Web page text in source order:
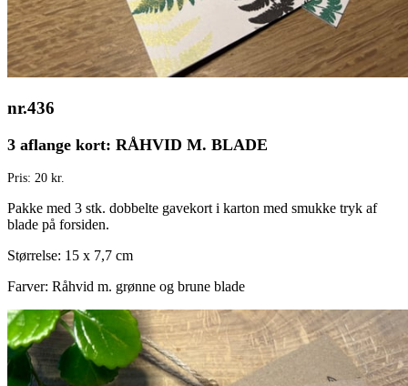
nr.436
3 aflange kort: RÅHVID M. BLADE
Pris: 20 kr.
Pakke med 3 stk. dobbelte gavekort i karton med smukke tryk af
blade på forsiden.
Størrelse: 15 x 7,7 cm
Farver: Råhvid m. grønne og brune blade